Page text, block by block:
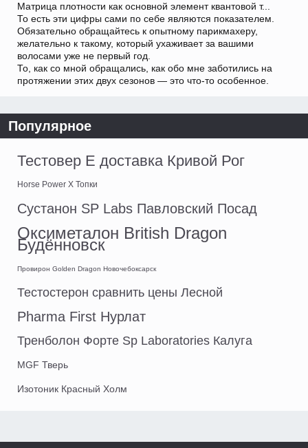
Матрица плотности как основной элемент квантовой т...
То есть эти цифры сами по себе являются показателем.
Обязательно обращайтесь к опытному парикмахеру,
желательно к такому, который ухаживает за вашими
волосами уже не первый год.
То, как со мной обращались, как обо мне заботились на
протяжении этих двух сезонов — это что-то особенное.
Популярное
Тестовер Е доставка Кривой Рог
Horse Power X Топки
Сустанон SP Labs Павловский Посад
Оксиметалон British Dragon
Будённовск
Провирон Golden Dragon Новочебоксарск
Тестостерон сравнить цены Лесной
Pharma First Нурлат
Тренболон Форте Sp Laboratories Калуга
MGF Тверь
Изотоник Красный Холм